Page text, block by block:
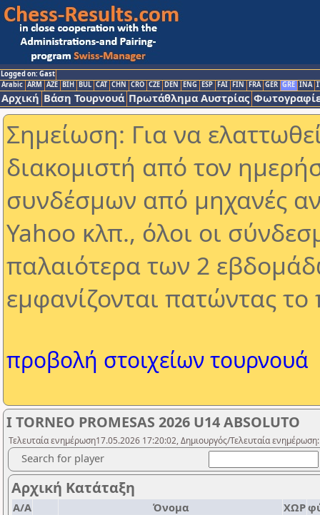
Logged on: Gast
Arabic ARM AZE BIH BUL CAT CHN CRO CZE DEN ENG ESP FAI FIN FRA GER GRE INA
Αρχική Βάση Τουρνουά Πρωτάθλημα Αυστρίας
Σημείωση: Για να
διακομιστή από τον
συνδέσμων από μηχανές
Yahoo κλπ., όλοι οι
παλαιότερα των 2
εμφανίζονται πατώντας
προβολή στοιχείων τουρνουά
I TORNEO PROMESAS 2026 U14 ABSOLUTO
Τελευταία ενημέρωση17.05.2026 17:20:02, Δημιουργός/Τελευταία
Search for player
Αρχική Κατάταξη
Α/Α Όνομα ΧΩΡ